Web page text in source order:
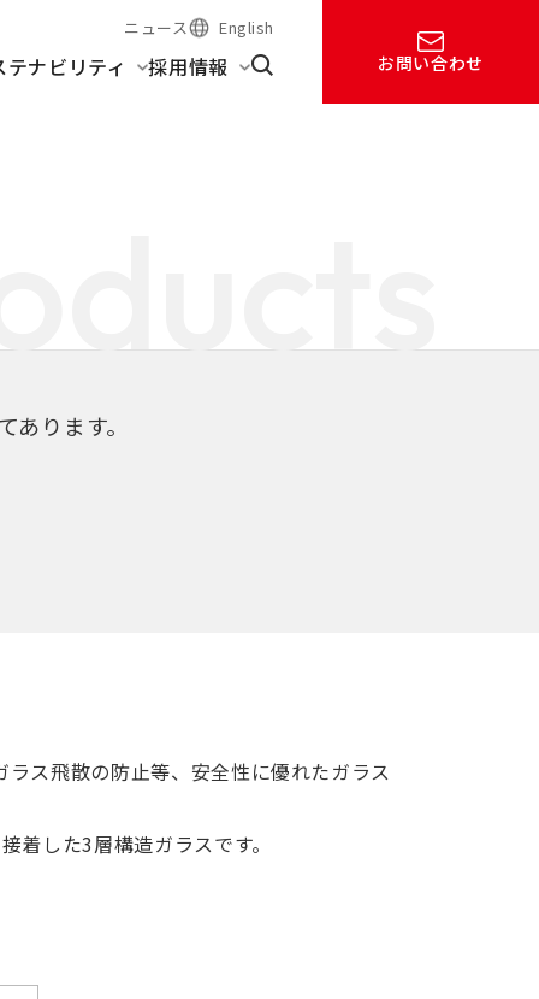
ニュース English
テナビリティ 採用情報 お問い合わせ
ります。
ス飛散の防止等、安全性に優れたガラス
着した3層構造ガラスです。